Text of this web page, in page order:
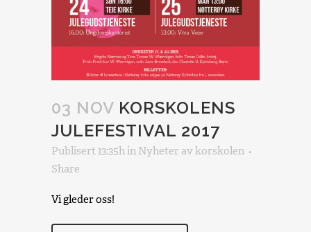
03 NOV KORSKOLENS
JULEFESTIVAL 2017
Publisert 13:35hin Nyheter avkorskolen
Share
Vi gleder oss!